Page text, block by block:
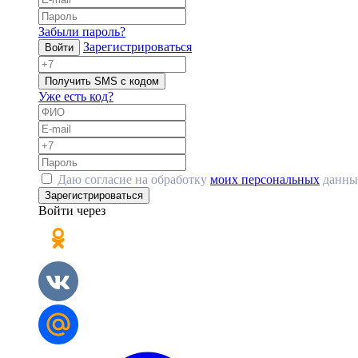
Забыли пароль?
Войти Зарегистрироваться
Получить SMS с кодом
Уже есть код?
Даю согласие на обработку моих персональных
Зарегистрироваться
Войти через